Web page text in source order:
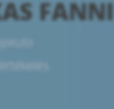
FANNI